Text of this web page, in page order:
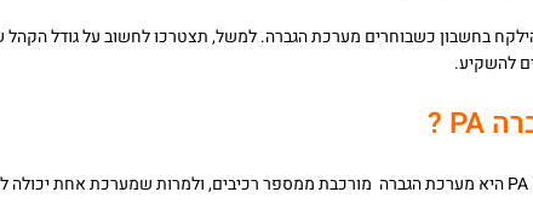
בחשבון כשבוחרים מערכת הגברה. למשל, תצטרכו לחשוב על גודל
להשקיע.
PA
?